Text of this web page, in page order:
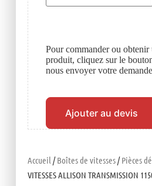
Accueil /Boîtes de vitesses/Pièces
VITESSES ALLISON TRANSMISSION
Pour commander ou obtenir
produit, cliquez sur le
nous envoyer votre
Ajouter au devis